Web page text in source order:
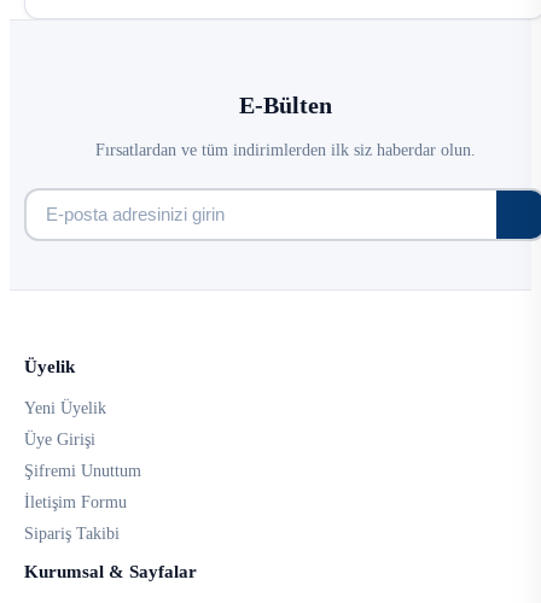
E-Bülten
Fırsatlardan ve tüm indirimlerden ilk siz haberdar olun.
Üyelik
Yeni Üyelik
Üye Girişi
Şifremi Unuttum
İletişim Formu
Sipariş Takibi
Kurumsal & Sayfalar